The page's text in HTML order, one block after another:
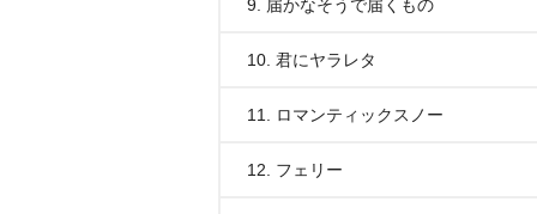
9. 届かなそうで届くもの
10. 君にヤラレタ
11. ロマンティックスノー
12. フェリー